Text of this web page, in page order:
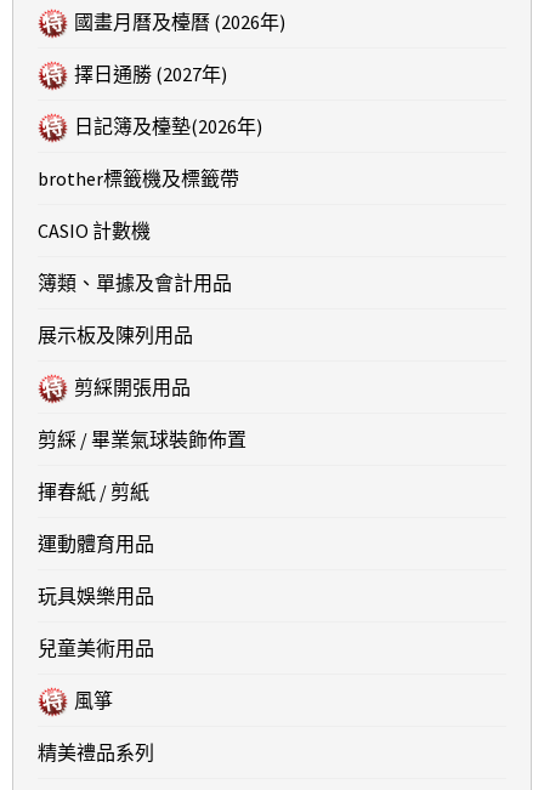
國畫月曆及檯曆 (2026年)
擇日通勝 (2027年)
日記簿及檯墊(2026年)
brother標籤機及標籤帶
CASIO 計數機
簿類、單據及會計用品
展示板及陳列用品
剪綵開張用品
剪綵 / 畢業氣球裝飾佈置
揮春紙 / 剪紙
運動體育用品
玩具娛樂用品
兒童美術用品
風箏
精美禮品系列